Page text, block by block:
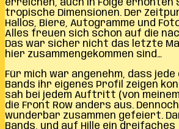
erreichen, auch in Folge
tropische Dimensionen. Der
Hallos, Biere, Autogramme und
Alles freuen sich schon auf die
Das war sicher nicht das letzte
hier zusammengekommen sind…
Für mich war angenehm, dass
Bands ihr eigenes Profil zeigen
sah bei jedem Auftritt (von
die Front Row anders aus.
wunderbar zusammen gefeiert.
Bands, und auf Hille ein dreifaches